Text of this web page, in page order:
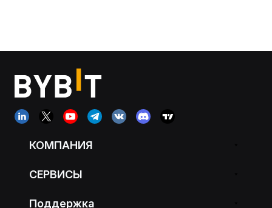
КОМПАНИЯ
СЕРВИСЫ
Поддержка